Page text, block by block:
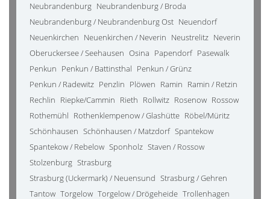
Neubrandenburg Neubrandenburg / Broda
Neubrandenburg / Neubrandenburg Ost Neuendorf
Neuenkirchen Neuenkirchen / Neverin Neustrelitz Neverin
Oberuckersee / Seehausen Osina Papendorf Pasewalk
Penkun Penkun / Battinsthal Penkun / Grünz
Penkun / Radewitz Penzlin Plöwen Ramin Ramin / Retzin
Rechlin Riepke/Cammin Rieth Rollwitz Rosenow Rossow
Rothemühl Rothenklempenow / Glashütte Röbel/Müritz
Schönhausen Schönhausen / Matzdorf Spantekow
Spantekow / Rebelow Sponholz Staven / Rossow
Stolzenburg Strasburg
Strasburg (Uckermark) / Neuensund Strasburg / Gehren
Tantow Torgelow Torgelow / Drögeheide Trollenhagen